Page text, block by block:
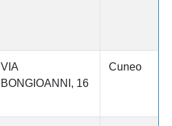
VIA
BONGIOANNI, 16
Cuneo